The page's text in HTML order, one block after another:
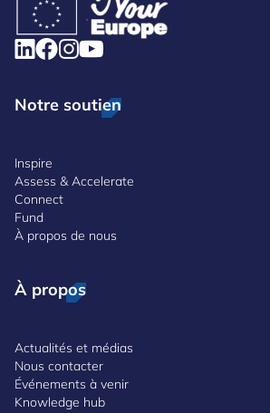
Notre soutien
Inspire
Assess & Accelerate
Connect
Fund
À propos de nous
À propos
Actualités et médias
Nous contacter
Événements à venir
Knowledge hub